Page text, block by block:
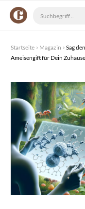
Startseite Magazin
Sag
Ameisengift für Dein